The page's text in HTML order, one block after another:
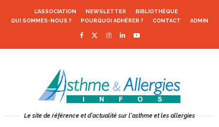
L’ASSOCIATION NEWSLETTER
BIBLIOTHÈQUE
QUI SOMMES-NOUS ?
POURQUOI ADHÉRER ? CONTACT ADMIN
Le site de référence et d'actualité sur l'asthme et les allergies